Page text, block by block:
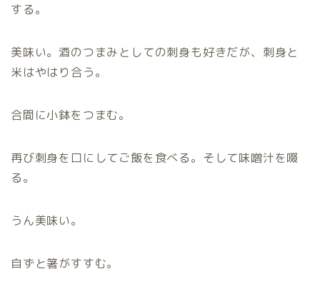
する。
美味い。酒のつまみとしての刺身も好きだが、刺身と
米はやはり合う。
合間に小鉢をつまむ。
再び刺身を口にしてご飯を食べる。そして味噌汁を啜
る。
うん美味い。
自ずと箸がすすむ。